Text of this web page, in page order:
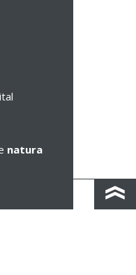
natura